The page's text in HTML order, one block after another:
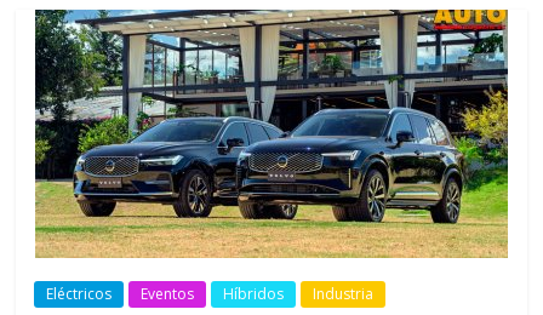
Eléctricos Eventos Híbridos Industria